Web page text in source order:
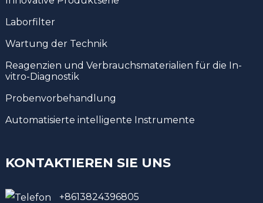
Laborfilter
Wartung der Technik
Reagenzien und Verbrauchsmaterialien für die In-
vitro-Diagnostik
Probenvorbehandlung
Automatisierte intelligente Instrumente
KONTAKTIEREN SIE UNS
+8613824396805